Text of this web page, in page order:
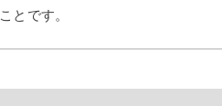
ことです。